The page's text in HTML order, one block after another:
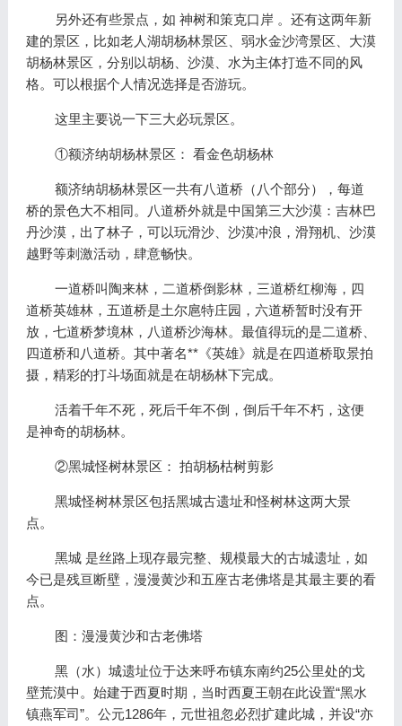
另外还有些景点，如 神树和策克口岸 。还有这两年新
建的景区，比如老人湖胡杨林景区、弱水金沙湾景区、大漠
胡杨林景区，分别以胡杨、沙漠、水为主体打造不同的风
格。可以根据个人情况选择是否游玩。
这里主要说一下三大必玩景区。
①额济纳胡杨林景区： 看金色胡杨林
额济纳胡杨林景区一共有八道桥（八个部分），每道
桥的景色大不相同。八道桥外就是中国第三大沙漠：吉林巴
丹沙漠，出了林子，可以玩滑沙、沙漠冲浪，滑翔机、沙漠
越野等刺激活动，肆意畅快。
一道桥叫陶来林，二道桥倒影林，三道桥红柳海，四
道桥英雄林，五道桥是土尔扈特庄园，六道桥暂时没有开
放，七道桥梦境林，八道桥沙海林。最值得玩的是二道桥、
四道桥和八道桥。其中著名**《英雄》就是在四道桥取景拍
摄，精彩的打斗场面就是在胡杨林下完成。
活着千年不死，死后千年不倒，倒后千年不朽，这便
是神奇的胡杨林。
②黑城怪树林景区： 拍胡杨枯树剪影
黑城怪树林景区包括黑城古遗址和怪树林这两大景
点。
黑城 是丝路上现存最完整、规模最大的古城遗址，如
今已是残亘断壁，漫漫黄沙和五座古老佛塔是其最主要的看
点。
图：漫漫黄沙和古老佛塔
黑（水）城遗址位于达来呼布镇东南约25公里处的戈
壁荒漠中。始建于西夏时期，当时西夏王朝在此设置“黑水
镇燕军司”。公元1286年，元世祖忽必烈扩建此城，并设“亦